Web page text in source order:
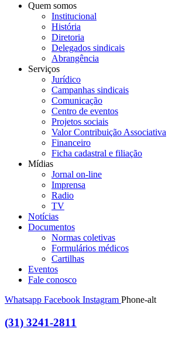
Quem somos
Institucional
História
Diretoria
Delegados sindicais
Abrangência
Serviços
Jurídico
Campanhas sindicais
Comunicação
Centro de eventos
Projetos sociais
Valor Contribuição Associativa
Financeiro
Ficha cadastral e filiação
Mídias
Jornal on-line
Imprensa
Radio
TV
Notícias
Documentos
Normas coletivas
Formulários médicos
Cartilhas
Eventos
Fale conosco
Whatsapp Facebook Instagram Phone-alt
(31) 3241-2811